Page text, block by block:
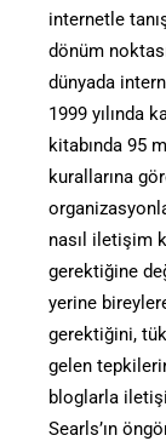
internetle
dönüm
dünyada
1999 yılında
kitabında 95
kurallarına
nasıl iletişim
gerektiğine
yerine
gerektiğini,
gelen
bloglarla
Searls’ın